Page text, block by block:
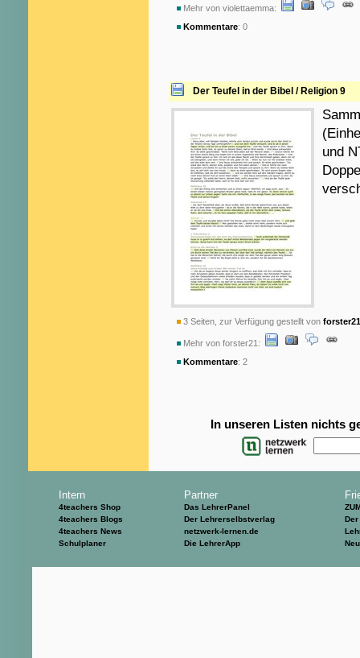
Mehr von violettaemma:
Kommentare: 0
Der Teufel in der Bibel / Religion 9
und
3 Seiten, zur Verfügung gestellt von forster21
Mehr von forster21:
Kommentare: 2
In unseren Listen nichts
Intern
4teachers Shop
4teachers Blogs
4teachers News
Schulplaner
Partner
Das LehrerPanel
Der Lehrerselbstverlag
netzwerk-lernen.de
Die LehrerApp